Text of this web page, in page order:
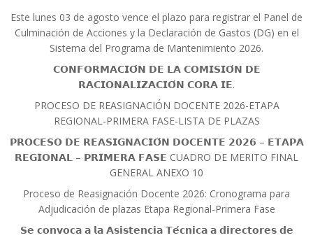
Este lunes 03 de agosto vence el plazo para registrar el Panel de
Culminación de Acciones y la Declaración de Gastos (DG) en el
Sistema del Programa de Mantenimiento 2026.
𝗖𝗢𝗡𝗙𝗢𝗥𝗠𝗔𝗖𝗜𝗢́𝗡 𝗗𝗘 𝗟𝗔 𝗖𝗢𝗠𝗜𝗦𝗜𝗢́𝗡 𝗗𝗘
𝗥𝗔𝗖𝗜𝗢𝗡𝗔𝗟𝗜𝗭𝗔𝗖𝗜𝗢́𝗡 𝗖𝗢𝗥𝗔 𝗜𝗘.
PROCESO DE REASIGNACIÓN DOCENTE 2026-ETAPA
REGIONAL-PRIMERA FASE-LISTA DE PLAZAS
𝗣𝗥𝗢𝗖𝗘𝗦𝗢 𝗗𝗘 𝗥𝗘𝗔𝗦𝗜𝗚𝗡𝗔𝗖𝗜𝗢́𝗡 𝗗𝗢𝗖𝗘𝗡𝗧𝗘 𝟮𝟬𝟮𝟲 – 𝗘𝗧𝗔𝗣𝗔
𝗥𝗘𝗚𝗜𝗢𝗡𝗔𝗟 – 𝗣𝗥𝗜𝗠𝗘𝗥𝗔 𝗙𝗔𝗦𝗘 CUADRO DE MERITO FINAL
GENERAL ANEXO 10
Proceso de Reasignación Docente 2026: Cronograma para
Adjudicación de plazas Etapa Regional-Primera Fase
𝗦𝗲 𝗰𝗼𝗻𝘃𝗼𝗰𝗮 𝗮 𝗹𝗮 𝗔𝘀𝗶𝘀𝘁𝗲𝗻𝗰𝗶𝗮 𝗧𝗲́𝗰𝗻𝗶𝗰𝗮 𝗮 𝗱𝗶𝗿𝗲𝗰𝘁𝗼𝗿𝗲𝘀 𝗱𝗲